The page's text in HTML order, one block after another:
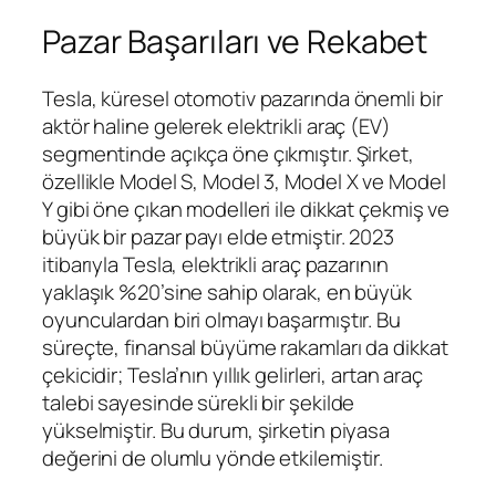
Pazar Başarıları ve Rekabet
Tesla, küresel otomotiv pazarında önemli bir
aktör haline gelerek elektrikli araç (EV)
segmentinde açıkça öne çıkmıştır. Şirket,
özellikle Model S, Model 3, Model X ve Model
Y gibi öne çıkan modelleri ile dikkat çekmiş ve
büyük bir pazar payı elde etmiştir. 2023
itibarıyla Tesla, elektrikli araç pazarının
yaklaşık %20’sine sahip olarak, en büyük
oyunculardan biri olmayı başarmıştır. Bu
süreçte, finansal büyüme rakamları da dikkat
çekicidir; Tesla’nın yıllık gelirleri, artan araç
talebi sayesinde sürekli bir şekilde
yükselmiştir. Bu durum, şirketin piyasa
değerini de olumlu yönde etkilemiştir.